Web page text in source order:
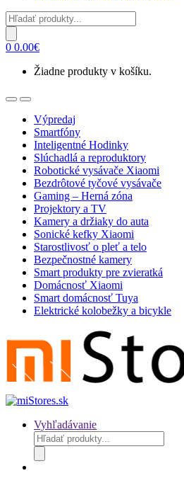
Products
search
0 0.00€
Žiadne produkty v košíku.
OpenClose
Výpredaj
Smartfóny
Inteligentné Hodinky
Slúchadlá a reproduktory
Robotické vysávače Xiaomi
Bezdrôtové tyčové vysávače
Gaming – Herná zóna
Projektory a TV
Kamery a držiaky do auta
Sonické kefky Xiaomi
Starostlivosť o pleť a telo
Bezpečnostné kamery
Smart produkty pre zvieratká
Domácnosť Xiaomi
Smart domácnosť Tuya
Elektrické kolobežky a bicykle
Vyhľadávanie
Products
search